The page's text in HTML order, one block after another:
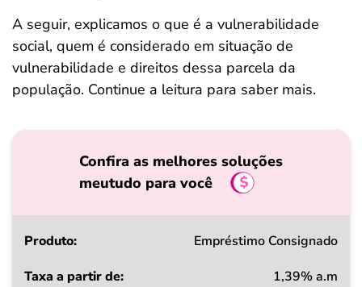
A seguir, explicamos o que é a vulnerabilidade
social, quem é considerado em situação de
vulnerabilidade e direitos dessa parcela da
população. Continue a leitura para saber mais.
Confira as melhores soluções
meutudo para você
Produto
Empréstimo Consignado
1,39% a.m